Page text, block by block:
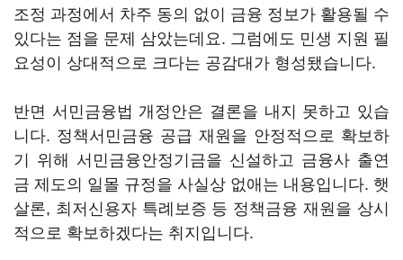
조정 과정에서 차주 동의 없이 금융 정보가 활용될 수
있다는 점을 문제 삼았는데요. 그럼에도 민생 지원 필
요성이 상대적으로 크다는 공감대가 형성됐습니다.
반면 서민금융법 개정안은 결론을 내지 못하고 있습
니다. 정책서민금융 공급 재원을 안정적으로 확보하
기 위해 서민금융안정기금을 신설하고 금융사 출연
금 제도의 일몰 규정을 사실상 없애는 내용입니다. 햇
살론, 최저신용자 특례보증 등 정책금융 재원을 상시
적으로 확보하겠다는 취지입니다.